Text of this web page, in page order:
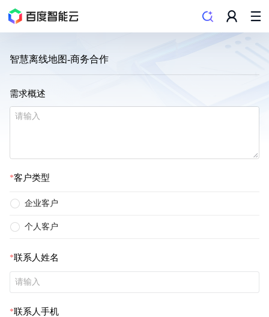
智慧离线地图-商务合作
需求概述
客户类型
企业客户
个人客户
联系人姓名
联系人手机